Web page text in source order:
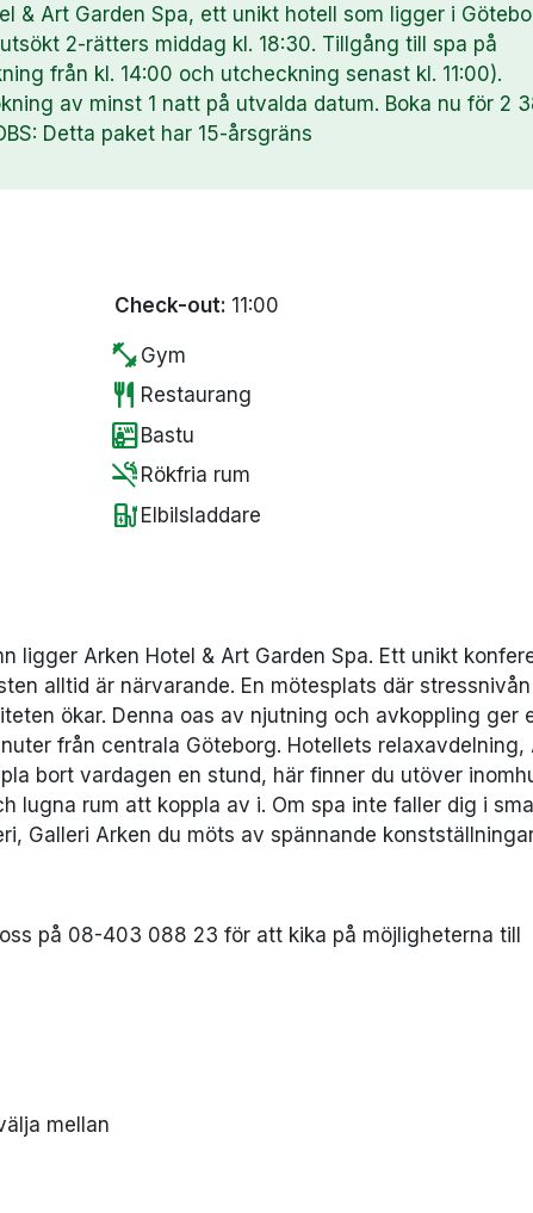
& Art Garden Spa, ett unikt hotell som ligger i
2-rätters middag kl. 18:30. Tillgång till spa på
från kl. 14:00 och utcheckning senast kl. 11:00).
av minst 1 natt på utvalda datum. Boka nu för 2
Detta paket har 15-årsgräns
Check-out: 11:00
fitness_center Gym
restaurant Restaurang
saunaBastu
smoke_free Rökfria rum
ev_station Elbilsladdare
ligger Arken Hotel & Art Garden Spa. Ett unikt
alltid är närvarande. En mötesplats där
ökar. Denna oas av njutning och avkoppling ger
från centrala Göteborg. Hotellets relaxavdelning,
bort vardagen en stund, här finner du utöver
lugna rum att koppla av i. Om spa inte faller dig i
Galleri Arken du möts av spännande
på 08-403 088 23 för att kika på möjligheterna till
mellan